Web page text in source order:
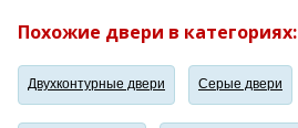
Похожие двери в категориях:
Двухконтурные двери Серые двери